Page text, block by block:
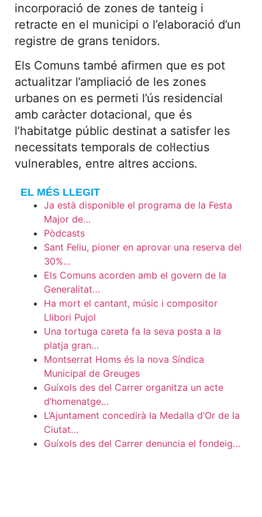
incorporació de zones de tanteig i
retracte en el municipi o l’elaboració d’un
registre de grans tenidors.
Els Comuns també afirmen que es pot
actualitzar l’ampliació de les zones
urbanes on es permeti l’ús residencial
amb caràcter dotacional, que és
l’habitatge públic destinat a satisfer les
necessitats temporals de col·lectius
vulnerables, entre altres accions.
EL MÉS LLEGIT
Ja està disponible el programa de la Festa
Major de…
Pòdcasts
Sant Feliu, pioner en aprovar una reserva del
30%…
Els Comuns acorden amb el govern de la
Generalitat…
Ha mort el cantant, músic i compositor
Llibori Pujol
Una tortuga careta fa la seva posta a la
platja gran…
Montserrat Homs és la nova Síndica
Municipal de Greuges
Guíxols des del Carrer organitza un acte
d’homenatge…
L’Ajuntament concedirà la Medalla d’Or de la
Ciutat…
Guíxols des del Carrer denuncia el fondeig…